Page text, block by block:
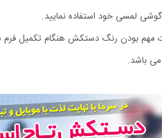
لمسی خود استفاده نمایید.
باشد.